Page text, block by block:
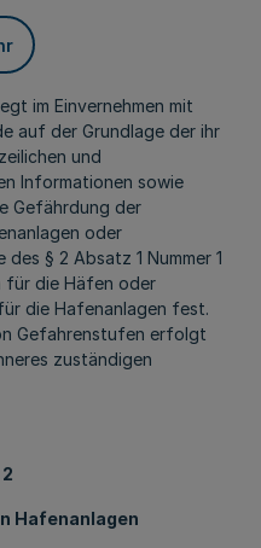
im Einvernehmen mit
auf der Grundlage der ihr
und
Informationen sowie
Gefährdung der
oder
§ 2 Absatz 1 Nummer 1
für die Häfen oder
die Hafenanlagen fest.
Gefahrenstufen erfolgt
zuständigen
Hafenanlagen